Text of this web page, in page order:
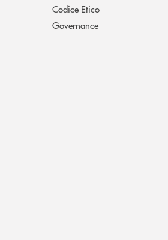
Codice Etico
Governance